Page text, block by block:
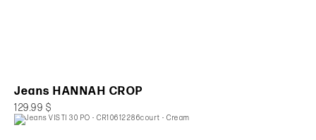
Jeans HANNAH CROP
129.99 $